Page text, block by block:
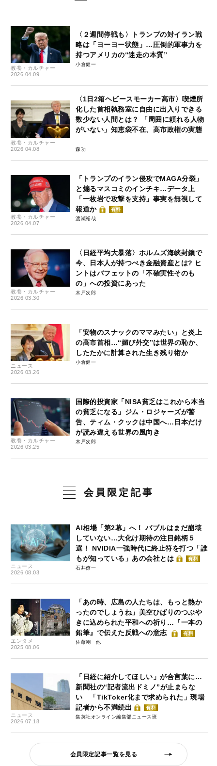
教養・カルチャー
2026.04.09
〈２週間停戦も〉トランプの対イラン戦
略は「ヨーヨー状態」…圧倒的軍事力を
持つアメリカの“迷走の本質”
小倉健一
教養・カルチャー
2026.04.08
〈1日2箱ヘビースモーカー高市〉喫煙所
化した首相執務室に自由に出入りできる
数少ない人間とは？ 「周囲に頼れる人物
がいない」知恵袋不在、高市政権の実態
森功
教養・カルチャー
2026.04.07
「トランプのイラン侵攻でMAGA分裂」
と煽るマスコミのインチキ…データ上
「一枚岩で攻撃を支持」事実を無視して
報道か
有料
渡瀬裕哉
教養・カルチャー
2026.03.30
〈日経平均大暴落〉ホルムズ海峡封鎖で
今、日本人が持つべき金融資産とは? ヒ
ントはバフェットの「不確実性そのも
の」への投資にあった
木戸次郎
ニュース
2026.03.26
「安物のスナックのママみたい」と炎上
の高市首相…“媚び外交”は世界の恥か、
したたかに計算された生き残り術か
小倉健一
教養・カルチャー
2026.03.25
国際的投資家「NISA貧乏はこれから本当
の貧乏になる」ジム・ロジャーズが警
告、ティム・クックは中国へ…日本だけ
が読み違える世界の風向き
木戸次郎
会員限定記事
ニュース
2026.08.03
AI相場「第2幕」へ！ バブルはまだ崩壊
していない…大化け期待の注目銘柄５
選！ NVIDIA一強時代に終止符を打つ「誰
もが知っている」あの会社とは
有料
石井僚一
エンタメ
2025.08.06
「あの時、広島の人たちは、もっと熱か
ったのでしょうね」美空ひばりのつぶや
きに込められた平和への祈り…『一本の
鉛筆』で伝えた反戦への意志
有料
佐藤剛
ニュース
2026.07.18
「日経に紹介してほしい」が合言葉に…
新聞社の“記者流出ドミノ”が止まらな
い 「TikToker化まで求められた」現場
記者から不満続出
有料
集英社オンライン編集部ニュース班
会員限定記事一覧を見る